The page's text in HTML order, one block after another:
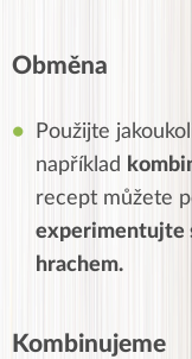
Obměna
Použijte
například
recept můžete
experimentujte
hrachem.
Kombinujeme